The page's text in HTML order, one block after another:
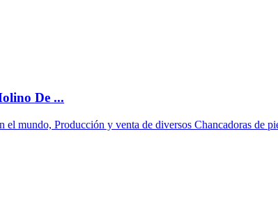
De ...
mundo, Producción y venta de diversos Chancadoras de